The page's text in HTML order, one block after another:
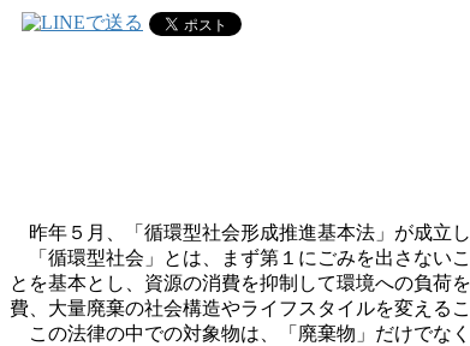
昨年５月、「循環型社会形成推進基本法」が成立し
「循環型社会」とは、まず第１にごみを出さない
とを基本とし、資源の消費を抑制して環境への負荷
費、大量廃棄の社会構造やライフスタイルを変える
この法律の中での対象物は、「廃棄物」だけでな